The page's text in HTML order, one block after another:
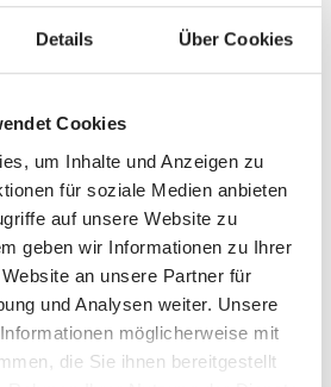
Details Über Cookies
Cookies
um Inhalte und Anzeigen zu
für soziale Medien anbieten
auf unsere Website zu
geben wir Informationen zu Ihrer
an unsere Partner für
und Analysen weiter. Unsere
möglicherweise mit
die Sie ihnen bereitgestellt
immer tiefer in die
lichten. Und als
Seiten
deutlich, dass das
gefunden, die
ergründet werden
ist der dritte Band
Fantasy-Serie mit
und
Anlehnungen.